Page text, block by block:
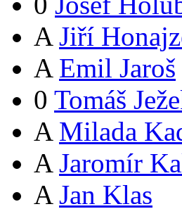
A Jiří
A Emil Jaroš
0 Tomáš
A Milada
A Jaromír
A Jan Klas